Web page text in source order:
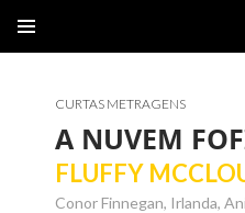
CONTEÚDO
CURTAS METRAGENS
A NUVEM
FLUFFY
Conor Finnegan, Irlanda,